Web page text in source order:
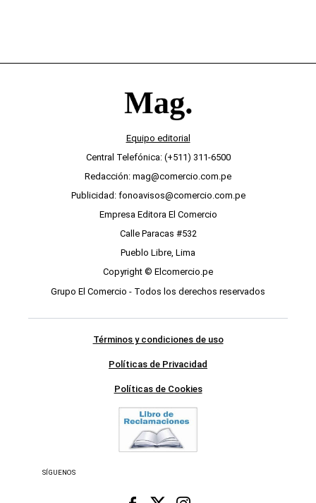
Equipo editorial
Central Telefónica: (+511) 311-6500
Redacción: mag@comercio.com.pe
Publicidad: fonoavisos@comercio.com.pe
Empresa Editora El Comercio
Calle Paracas #532
Pueblo Libre, Lima
Copyright © Elcomercio.pe
Grupo El Comercio - Todos los derechos reservados
Términos y condiciones de uso
Políticas de Privacidad
Políticas de Cookies
SÍGUENOS